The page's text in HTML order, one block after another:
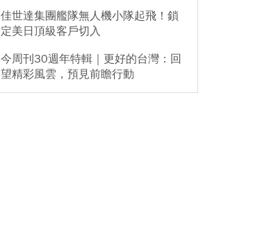
佳世達集團艦隊無人機小隊起飛！鎖
定美日頂級客戶切入
今周刊30週年特輯｜更好的台灣：回
望精彩風雲，預見前瞻行動